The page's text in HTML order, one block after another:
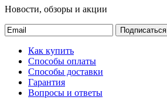
Новости, обзоры и акции
Подписаться
Как купить
Способы оплаты
Способы доставки
Гарантия
Вопросы и ответы